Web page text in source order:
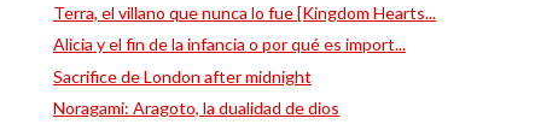
Terra, el villano que nunca lo fue [Kingdom Hearts...
Alicia y el fin de la infancia o por qué es import...
Sacrifice de London after midnight
Noragami: Aragoto, la dualidad de dios